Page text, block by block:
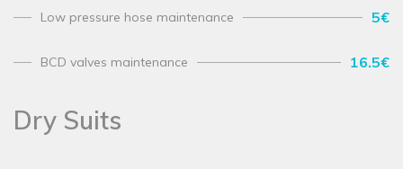
Low pressure hose maintenance 5€
BCD valves maintenance 16.5€
Dry Suits